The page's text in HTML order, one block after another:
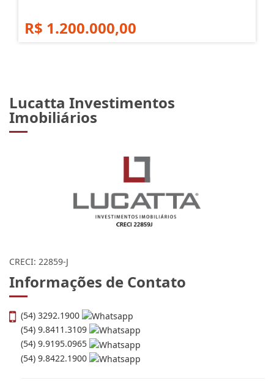
R$ 1.200.000,00
Lucatta Investimentos
Imobiliários
CRECI: 22859-J
Informações de Contato
(54) 3292.1900
(54) 9.8411.3109
(54) 9.9195.0965
(54) 9.8422.1900